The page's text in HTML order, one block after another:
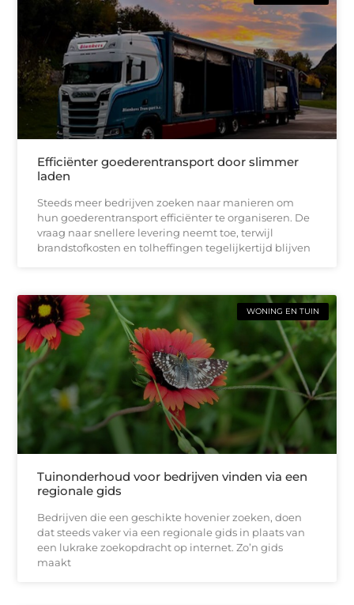
Efficiënter goederentransport door slimmer
laden
Steeds meer bedrijven zoeken naar manieren om
hun goederentransport efficiënter te organiseren. De
vraag naar snellere levering neemt toe, terwijl
brandstofkosten en tolheffingen tegelijkertijd blijven
WONING EN TUIN
Tuinonderhoud voor bedrijven vinden via een
regionale gids
Bedrijven die een geschikte hovenier zoeken, doen
dat steeds vaker via een regionale gids in plaats van
een lukrake zoekopdracht op internet. Zo’n gids
maakt